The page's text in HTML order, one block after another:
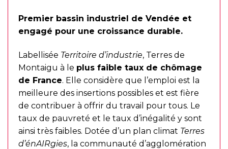
Premier bassin industriel de Vendée et
engagé pour une croissance durable.
Labellisée Territoire d’industrie, Terres de
Montaigu à le plus faible taux de chômage
de France. Elle considère que l’emploi est la
meilleure des insertions possibles et est fière
de contribuer à offrir du travail pour tous. Le
taux de pauvreté et le taux d’inégalité y sont
ainsi très faibles. Dotée d’un plan climat Terres
d’énAIRgies, la communauté d’agglomération